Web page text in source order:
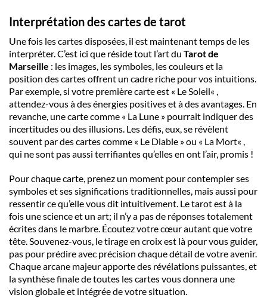
Interprétation des cartes de tarot
Une fois lescartesdisposées, il est maintenant temps de les
interpréter. C’est ici que réside tout l’art du Tarot de
Marseille : les images, les symboles, les couleurs et la
position descartesoffrent un cadre riche pour vos intuitions.
Par exemple, si votre premièrecarteest « Le Soleil« ,
attendez-vous à desénergies positiveset à des avantages. En
revanche, unecartecomme « La Lune » pourrait indiquer des
incertitudes ou des illusions. Les défis, eux, se révèlent
souvent par descartescomme « Le Diable » ou « La Mort« ,
qui ne sont pas aussi terrifiantes qu’elles en ont l’air, promis !
Pour chaquecarte, prenez un moment pour contempler ses
symboleset sessignifications traditionnelles, mais aussi pour
ressentir ce qu’elle vous dit intuitivement. Letarotest à la
fois une science et un art; il n’y a pas de réponses totalement
écrites dans le marbre. Écoutez votrecœurautant que votre
tête. Souvenez-vous, letirage en croixest là pour vous guider,
pas pour prédire avec précision chaque détail de votre avenir.
Chaquearcane majeurapporte des révélations puissantes, et
lasynthèsefinale de toutes lescartesvous donnera une
vision globale et intégrée de votre situation.